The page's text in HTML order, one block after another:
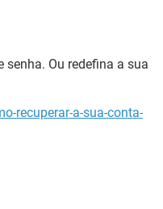
senha. Ou redefina a sua
recuperar-a-sua-conta-